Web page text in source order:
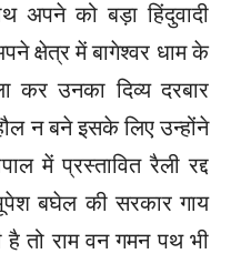
अपने को बड़ा हिंदुवादी
क्षेत्र में बागेश्वर धाम के
कर उनका दिव्य दरबार
न बने इसके लिए उन्होंने
में प्रस्तावित रैली रद्द
बघेल की सरकार गाय
है तो राम वन गमन पथ भी